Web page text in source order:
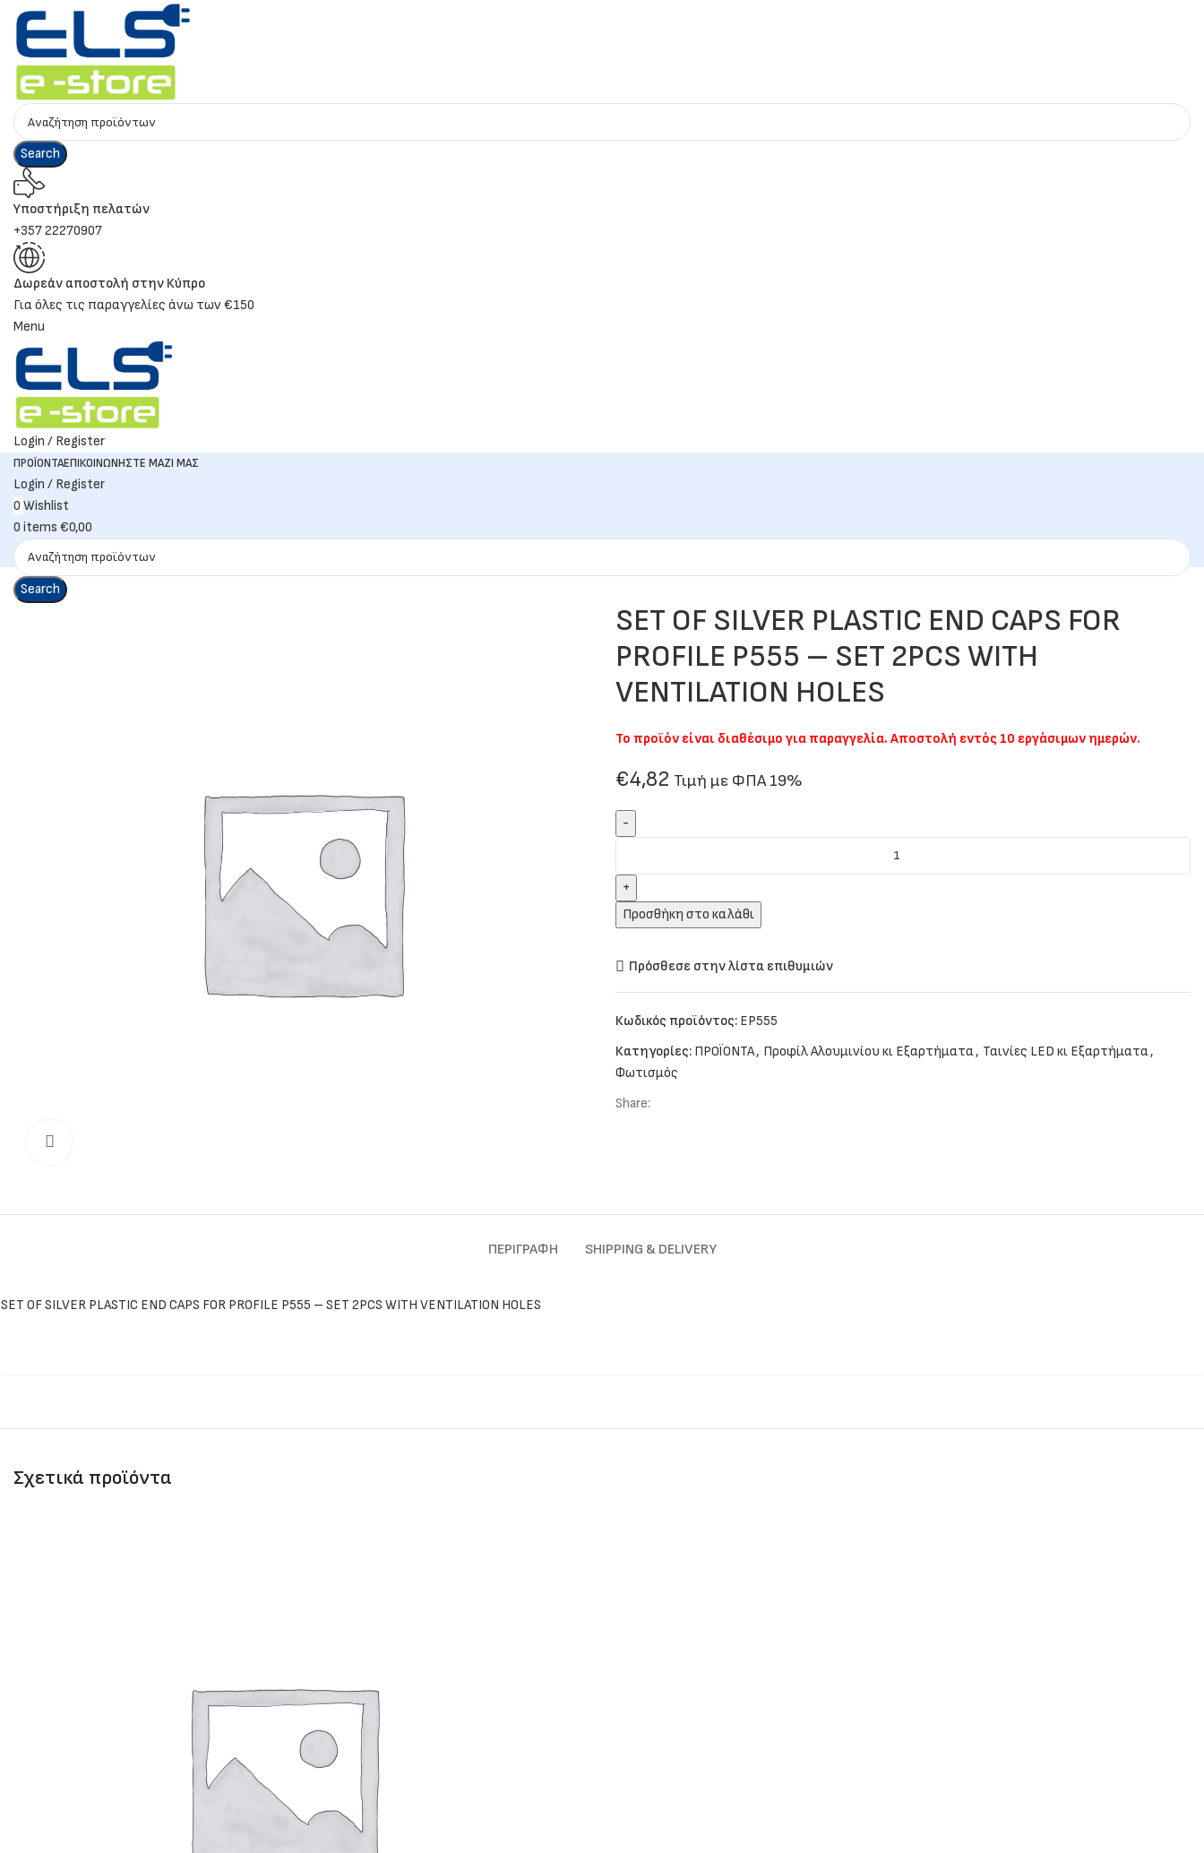
Search
Υποστήριξη πελατών
+357 22270907
Δωρεάν αποστολή στην Κύπρο
Για όλες τις παραγγελίες άνω των €150
Menu
Login / Register
ΠΡΟΪΌΝΤΑΕΠΙΚΟΙΝΩΝΉΣΤΕ ΜΑΖΊ ΜΑΣ
Login / Register
0 Wishlist
0 items €0,00
Search
SET OF SILVER PLASTIC END CAPS FOR
PROFILE P555 – SET 2PCS WITH
VENTILATION HOLES
Το προϊόν είναι διαθέσιμο για παραγγελία. Αποστολή εντός 10 εργάσιμων ημερών.
€4,82 Τιμή με ΦΠΑ 19%
Προσθήκη στο καλάθι
Πρόσθεσε στην λίστα επιθυμιών
Κωδικός προϊόντος: EP555
Κατηγορίες: ΠΡΟΪΟΝΤΑ, Προφίλ Αλουμινίου κι Εξαρτήματα, Ταινίες LED κι Εξαρτήματα,
Φωτισμός
Share:
ΠΕΡΙΓΡΑΦΉ SHIPPING & DELIVERY
SET OF SILVER PLASTIC END CAPS FOR PROFILE P555 – SET 2PCS WITH VENTILATION HOLES
Σχετικά προϊόντα